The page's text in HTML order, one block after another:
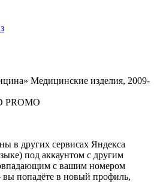
Медицинские изделия, 2009-
PROMO
в других сервисах Яндекса
под аккаунтом с другим
с вашим номером
попадёте в новый профиль,